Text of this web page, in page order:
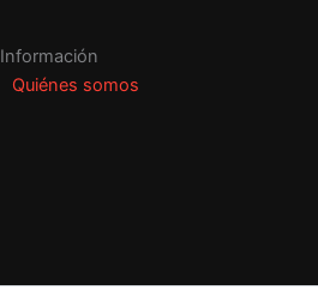
Información
Quiénes somos